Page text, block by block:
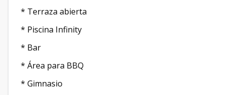
* Terraza abierta
* Piscina Infinity
* Bar
* Área para BBQ
* Gimnasio